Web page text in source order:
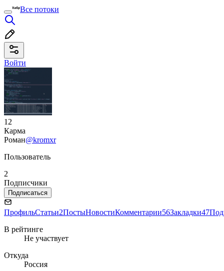
Все потоки
Войти
12
Карма
Роман@kromxr
Пользователь
2
Подписчики
Подписаться
ПрофильСтатьи2ПостыНовостиКомментарии56Закладки47
В рейтинге
Не участвует
Откуда
Россия